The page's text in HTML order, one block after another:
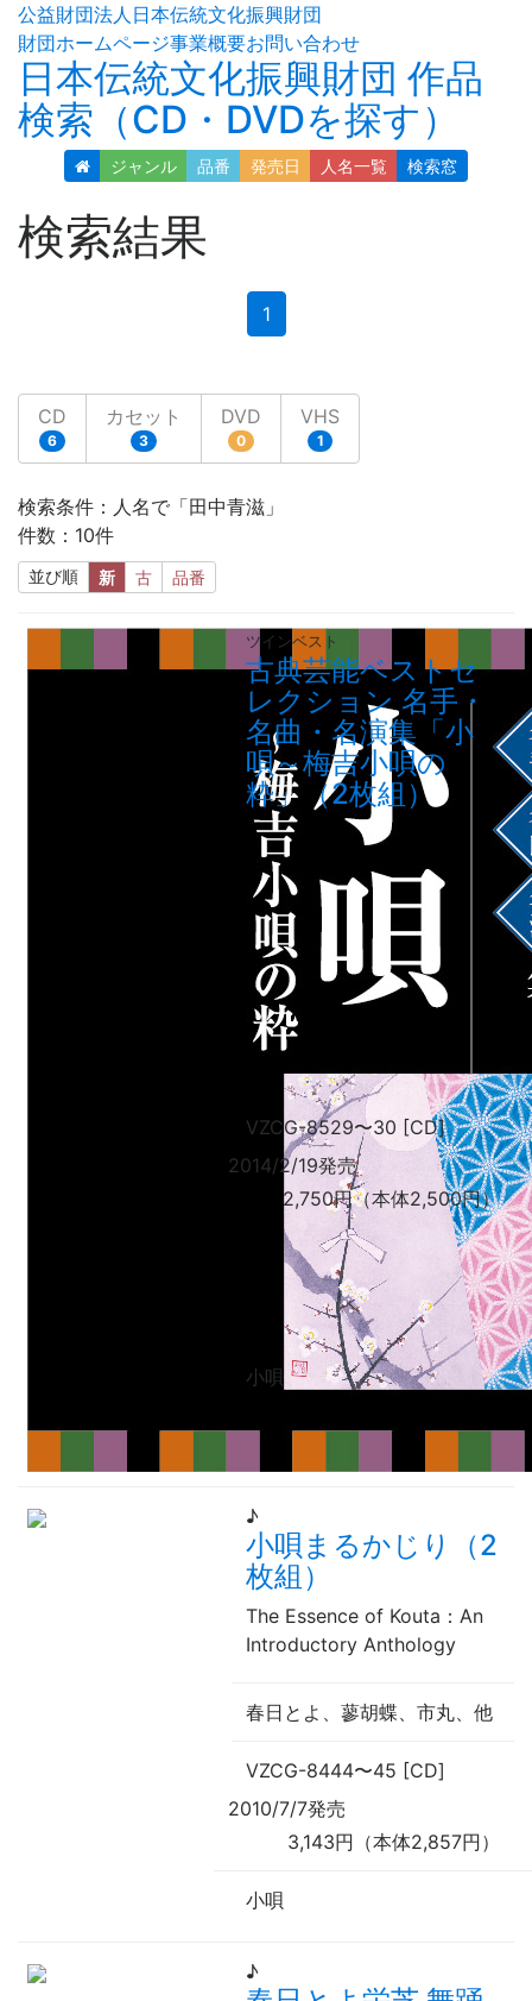
公益財団法人日本伝統文化振興財団
財団ホームページ事業概要お問い合わせ
日本伝統文化振興財団 作品
検索（CD・DVDを探す）
ジャンル 品番 発売日 人名一覧 検索窓
検索結果
1(current)
CD
6
カセット
3
DVD
0
VHS
1
検索条件：人名で「田中青滋」
件数：10件
並び順 新 古 品番
ツインベスト
古典芸能ベストセ
レクション 名手・
名曲・名演集「小
唄～梅吉小唄の
粋」（2枚組）
VZCG-8529〜30 [CD]
2014/2/19発売
2,750円（本体2,500円）
小唄
♪
小唄まるかじり（2
枚組）
The Essence of Kouta：An
Introductory Anthology
春日とよ、蓼胡蝶、市丸、他
VZCG-8444〜45 [CD]
2010/7/7発売
3,143円（本体2,857円）
小唄
♪